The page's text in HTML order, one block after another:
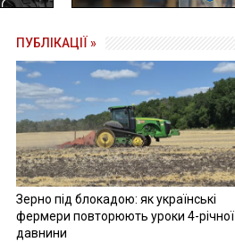
ПУБЛІКАЦІЇ »
Зерно під блокадою: як українські
фермери повторюють уроки 4-річної
давнини